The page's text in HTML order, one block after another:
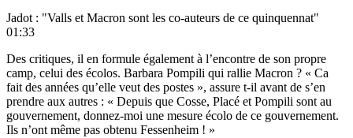
Jadot : "Valls et Macron sont les co-auteurs de ce quinquennat"
01:33
Des critiques, il en formule également à l’encontre de son propre
camp, celui des écolos. Barbara Pompili qui rallie Macron ? « Ca
fait des années qu’elle veut des postes », assure t-il avant de s’en
prendre aux autres : « Depuis que Cosse, Placé et Pompili sont au
gouvernement, donnez-moi une mesure écolo de ce gouvernement.
Ils n’ont même pas obtenu Fessenheim ! »